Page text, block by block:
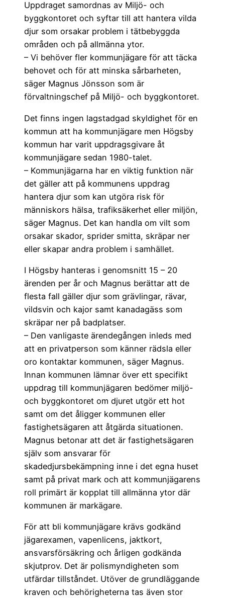
Uppdraget samordnas av Miljö- och
byggkontoret och syftar till att hantera vilda
djur som orsakar problem i tätbebyggda
områden och på allmänna ytor.
– Vi behöver fler kommunjägare för att täcka
behovet och för att minska sårbarheten,
säger Magnus Jönsson som är
förvaltningschef på Miljö- och byggkontoret.
Det finns ingen lagstadgad skyldighet för en
kommun att ha kommunjägare men Högsby
kommun har varit uppdragsgivare åt
kommunjägare sedan 1980-talet.
– Kommunjägarna har en viktig funktion när
det gäller att på kommunens uppdrag
hantera djur som kan utgöra risk för
människors hälsa, trafiksäkerhet eller miljön,
säger Magnus. Det kan handla om vilt som
orsakar skador, sprider smitta, skräpar ner
eller skapar andra problem i samhället.
I Högsby hanteras i genomsnitt 15 – 20
ärenden per år och Magnus berättar att de
flesta fall gäller djur som grävlingar, rävar,
vildsvin och kajor samt kanadagäss som
skräpar ner på badplatser.
– Den vanligaste ärendegången inleds med
att en privatperson som känner rädsla eller
oro kontaktar kommunen, säger Magnus.
Innan kommunen lämnar över ett specifikt
uppdrag till kommunjägaren bedömer miljö-
och byggkontoret om djuret utgör ett hot
samt om det åligger kommunen eller
fastighetsägaren att åtgärda situationen.
Magnus betonar att det är fastighetsägaren
själv som ansvarar för
skadedjursbekämpning inne i det egna huset
samt på privat mark och att kommunjägarens
roll primärt är kopplat till allmänna ytor där
kommunen är markägare.
För att bli kommunjägare krävs godkänd
jägarexamen, vapenlicens, jaktkort,
ansvarsförsäkring och årligen godkända
skjutprov. Det är polismyndigheten som
utfärdar tillståndet. Utöver de grundläggande
kraven och behörigheterna tas även stor